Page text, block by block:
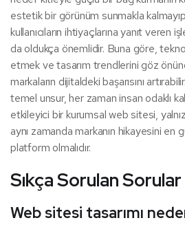
estetik bir görünüm sunmakla
kullanıcıların ihtiyaçlarına yanıt veren
da oldukça önemlidir. Buna göre,
etmek ve tasarım trendlerini göz
markaların dijitaldeki başarısını
temel unsur, her zaman insan odaklı
etkileyici bir kurumsal web sitesi,
aynı zamanda markanın hikayesini en
platform olmalıdır.
Sıkça Sorulan Sorular
Web sitesi tasarımı